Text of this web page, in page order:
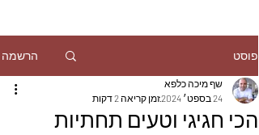
פוסט הרשמה
הכי חגיגי וטעים תחתיות
שף מיכה כלפא
24 בספט׳ 2024
זמן קריאה 2 דקות